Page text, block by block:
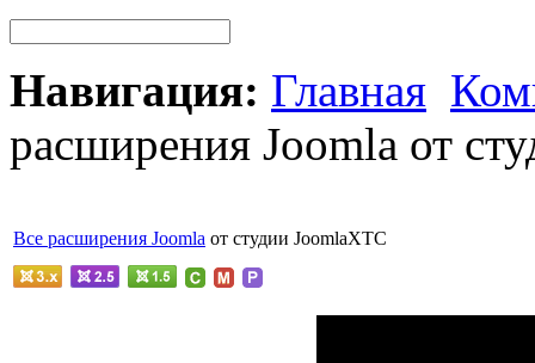
Навигация: Главная
расширения Joomla от
Все расширения Joomla от студии JoomlaXTC